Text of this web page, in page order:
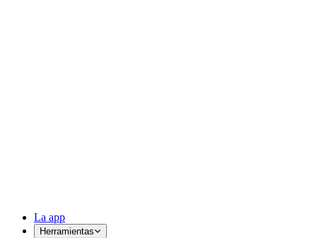
La app
Herramientas